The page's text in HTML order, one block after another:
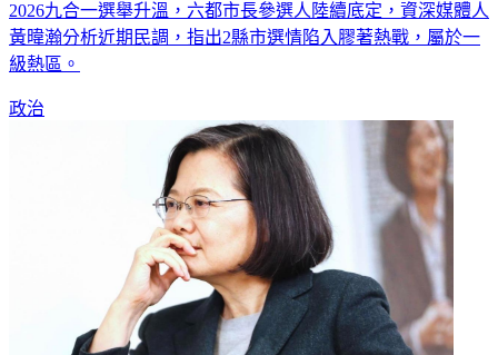
2026九合一選舉升溫，六都市長參選人陸續底定，資深媒體人
黃暐瀚分析近期民調，指出2縣市選情陷入膠著熱戰，屬於一
級熱區。
政治